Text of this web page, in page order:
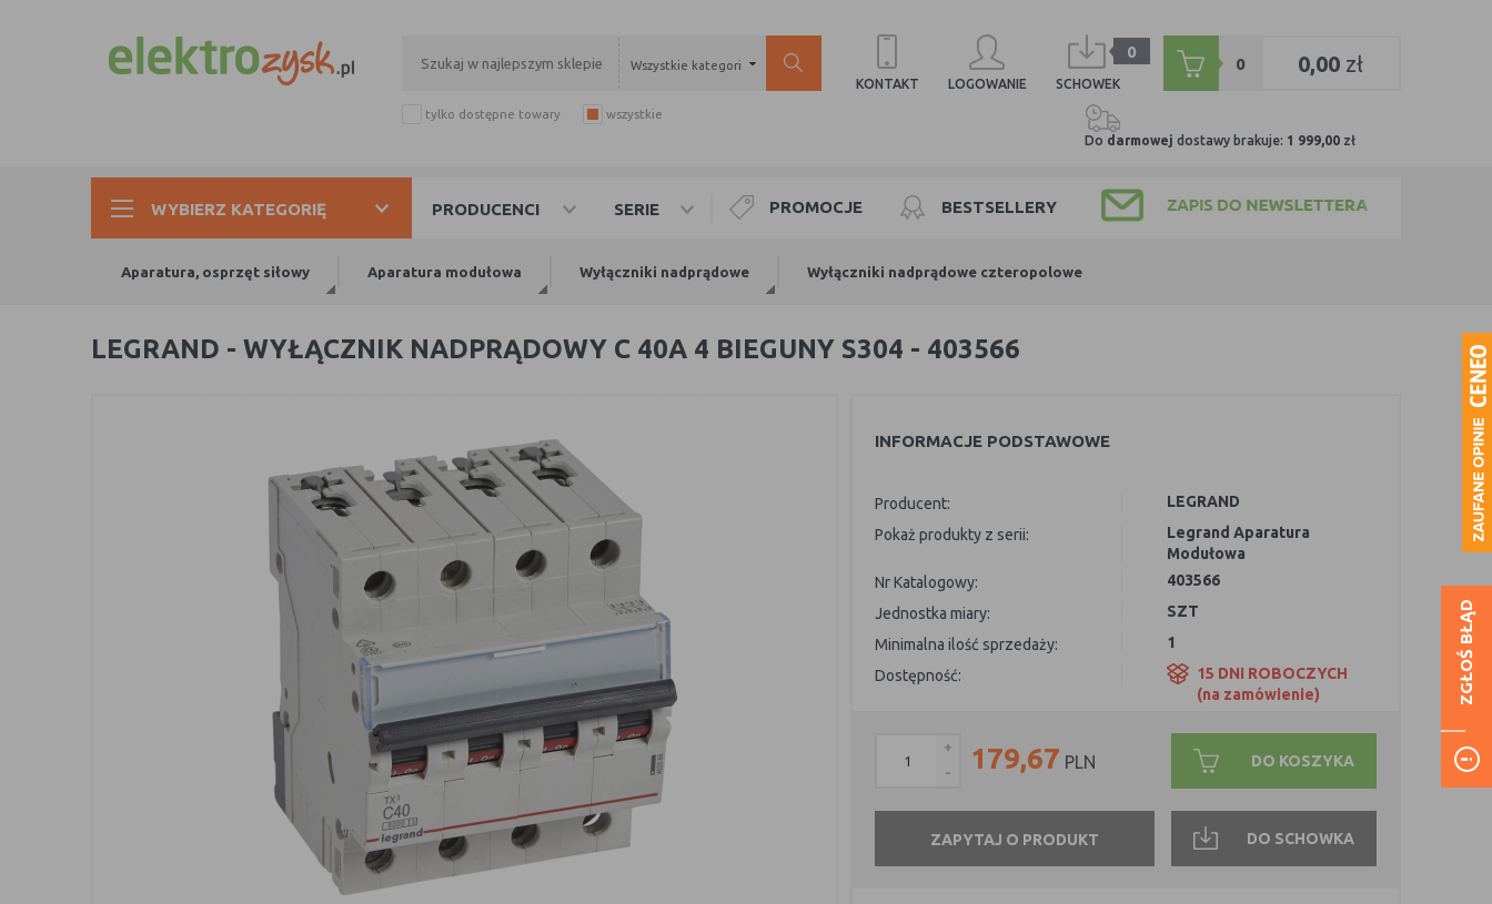
Wszystkie kategorie
tylko dostępne towary wszystkie
KONTAKT LOGOWANIE
0
SCHOWEK
0 0,00 zł
Do darmowej dostawy brakuje: 1 999,00 zł
WYBIERZ KATEGORIĘ PRODUCENCI SERIE PROMOCJE BESTSELLERY
Aparatura, osprzęt siłowy Aparatura modułowa Wyłączniki nadprądowe Wyłączniki nadprądowe czteropolowe
LEGRAND - WYŁĄCZNIK NADPRĄDOWY C 40A 4 BIEGUNY S304 - 403566
INFORMACJE PODSTAWOWE
Producent:
LEGRAND
Pokaż produkty z serii:
Legrand Aparatura
Modułowa
Nr Katalogowy:
403566
Jednostka miary:
SZT
Minimalna ilość sprzedaży:
1
Dostępność:
15 DNI ROBOCZYCH
(na zamówienie)
-
+ 179,67 PLN DO KOSZYKA
ZAPYTAJ O PRODUKT DO SCHOWKA
ZGŁOŚ BŁĄD